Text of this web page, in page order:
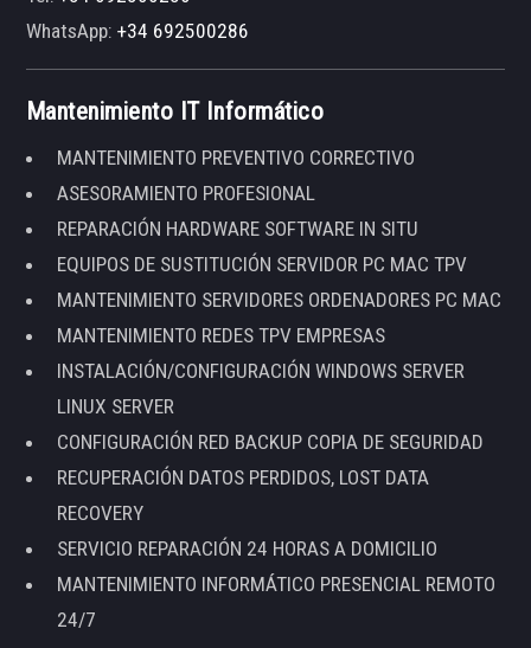
WhatsApp:+34 692500286
Mantenimiento IT Informático
MANTENIMIENTO PREVENTIVO CORRECTIVO
ASESORAMIENTO PROFESIONAL
REPARACIÓN HARDWARE SOFTWARE IN SITU
EQUIPOS DE SUSTITUCIÓN SERVIDOR PC MAC TPV
MANTENIMIENTO SERVIDORES ORDENADORES PC MAC
MANTENIMIENTO REDES TPV EMPRESAS
INSTALACIÓN/CONFIGURACIÓN WINDOWS SERVER
LINUX SERVER
CONFIGURACIÓN RED BACKUP COPIA DE SEGURIDAD
RECUPERACIÓN DATOS PERDIDOS, LOST DATA
RECOVERY
SERVICIO REPARACIÓN 24 HORAS A DOMICILIO
MANTENIMIENTO INFORMÁTICO PRESENCIAL REMOTO
24/7